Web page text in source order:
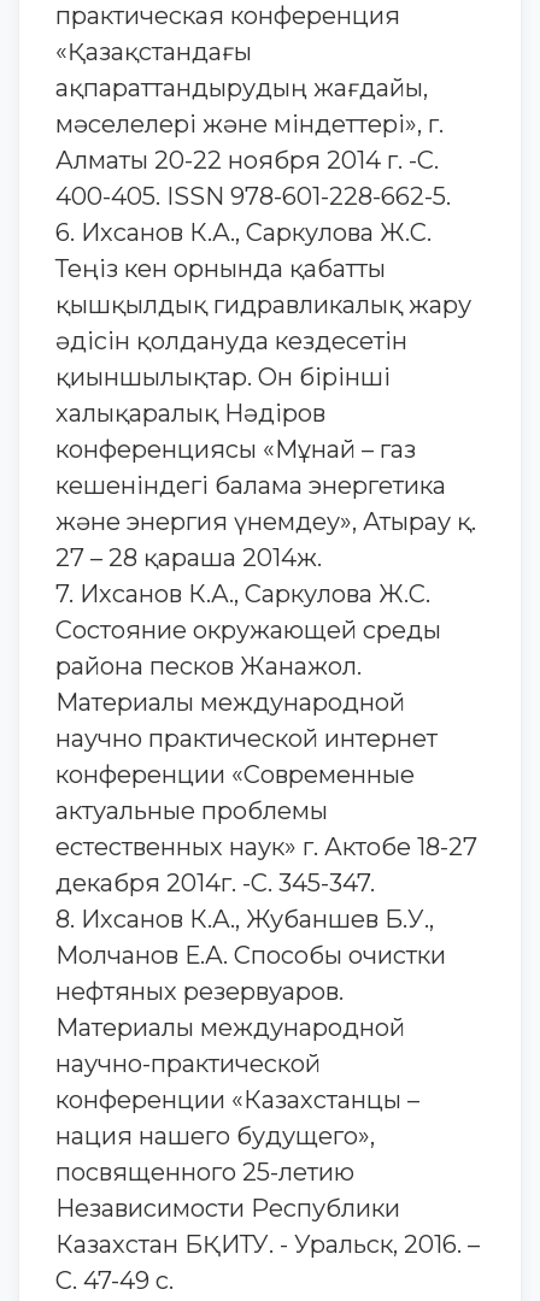
практическая конференция
«Қазақстандағы
ақпараттандырудың жағдайы,
мәселелері және міндеттері», г.
Алматы 20-22 ноября 2014 г. -С.
400-405. ISSN 978-601-228-662-5.
6. Ихсанов К.А., Саркулова Ж.С.
Теңіз кен орнында қабатты
қышқылдық гидравликалық жару
әдісін қолдануда кездесетін
қиыншылықтар. Он бірінші
халықаралық Нәдіров
конференциясы «Мұнай – газ
кешеніндегі балама энергетика
және энергия үнемдеу», Атырау қ.
27 – 28 қараша 2014ж.
7. Ихсанов К.А., Саркулова Ж.С.
Состояние окружающей среды
района песков Жанажол.
Материалы международной
научно практической интернет
конференции «Современные
актуальные проблемы
естественных наук» г. Актобе 18-27
декабря 2014г. -С. 345-347.
8. Ихсанов К.А., Жубаншев Б.У.,
Молчанов Е.А. Способы очистки
нефтяных резервуаров.
Материалы международной
научно-практической
конференции «Казахстанцы –
нация нашего будущего»,
посвященного 25-летию
Независимости Республики
Казахстан БҚИТУ. - Уральск, 2016. –
С. 47-49 с.